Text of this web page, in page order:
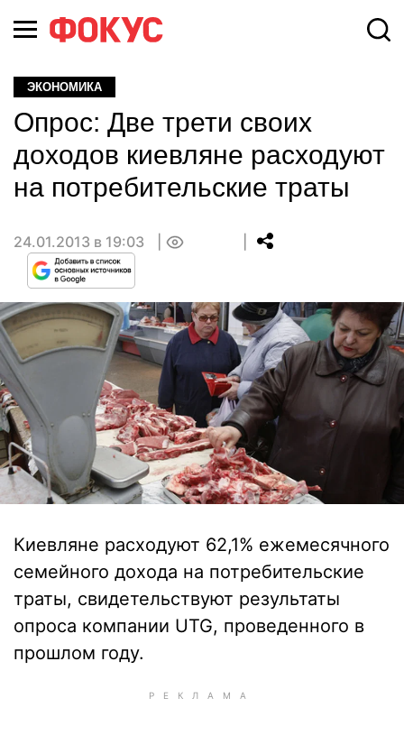
ЭКОНОМИКА
Опрос: Две трети своих
доходов киевляне расходуют
на потребительские траты
24.01.2013 в 19:03
Киевляне расходуют 62,1% ежемесячного
семейного дохода на потребительские
траты, свидетельствуют результаты
опроса компании UTG, проведенного в
прошлом году.